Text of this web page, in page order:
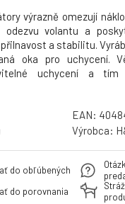
výrazně omezují
odezvu volantu a
a stabilitu.
oka pro uchycení.
uchycení a tím
EAN:
Výrobca:
do obľúbených
do porovnania